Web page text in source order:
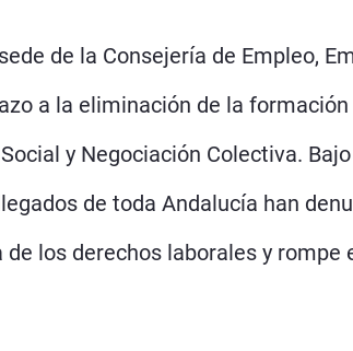
de la Consejería de Empleo,
a la eliminación de la
y Negociación Colectiva.
de toda Andalucía han
los derechos laborales y